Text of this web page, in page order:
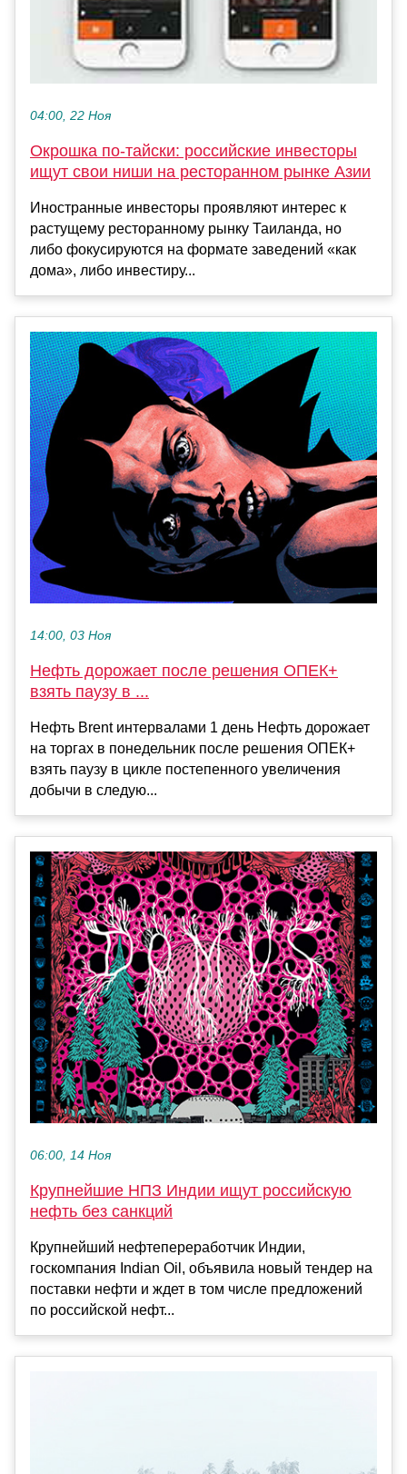
04:00, 22 Ноя
Окрошка по-тайски: российские инвесторы
ищут свои ниши на ресторанном рынке Азии
Иностранные инвесторы проявляют интерес к
растущему ресторанному рынку Таиланда, но
либо фокусируются на формате заведений «как
дома», либо инвестиру...
14:00, 03 Ноя
Нефть дорожает после решения ОПЕК+
взять паузу в ...
Нефть Brent интервалами 1 день Нефть дорожает
на торгах в понедельник после решения ОПЕК+
взять паузу в цикле постепенного увеличения
добычи в следую...
06:00, 14 Ноя
Крупнейшие НПЗ Индии ищут российскую
нефть без санкций
Крупнейший нефтепереработчик Индии,
госкомпания Indian Oil, объявила новый тендер на
поставки нефти и ждет в том числе предложений
по российской нефт...